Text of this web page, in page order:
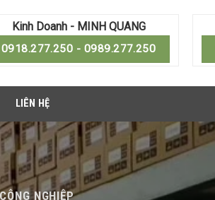
Kinh Doanh - MINH QUANG
0918.277.250 - 0989.277.250
LIÊN HỆ
NGHIỆP